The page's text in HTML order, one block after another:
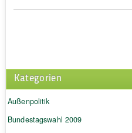
Kategorien
Außenpolitik
Bundestagswahl 2009